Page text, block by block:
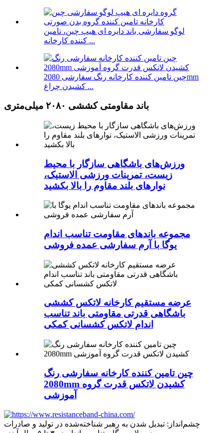
لوگو سفارشی باند دایره ای هیپ چین، تامین
کننده کارخانه ...
چین تامین کننده کارخانه رنگ سفارشی 2080mm
کشیدن چراغ ...
باند مقاومتی کششی ۲۰۸۰ میلی‌متری
ورزش‌های باشگاهی سازگار با محیط
زیست، تمرینات ورزشی الاستیک،
نوارهای بلند مقاوم را بالا بکشید
مجموعه باندهای مقاومت تناسب اندام
یوگا با آرم سفارشی عمده فروشی
عرضه مستقیم کارخانه لاتکس کششی
باشگاهی قدرتی مقاومتی باند تناسب
اندام لاتکس کشسانی کمکی
چین تامین کننده کارخانه سفارشی رنگ
2080mm کشیدن لاتکس قدرت گروه
آموزشی
چشم‌انداز: تبدیل شدن به رهبر شناخته‌شده در تولید و صادرات